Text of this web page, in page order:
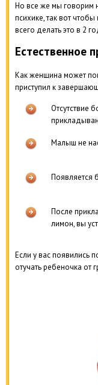
Но все же мы говорим
психике, так вот
всего делать это в 2
Естественное
Как женщина может
приступил к
Отсутствие
Малыш не
Появляется
После
лимон, вы
Если у вас появились
отучать ребеночка от